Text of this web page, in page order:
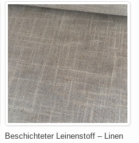
Beschichteter Leinenstoff – Linen